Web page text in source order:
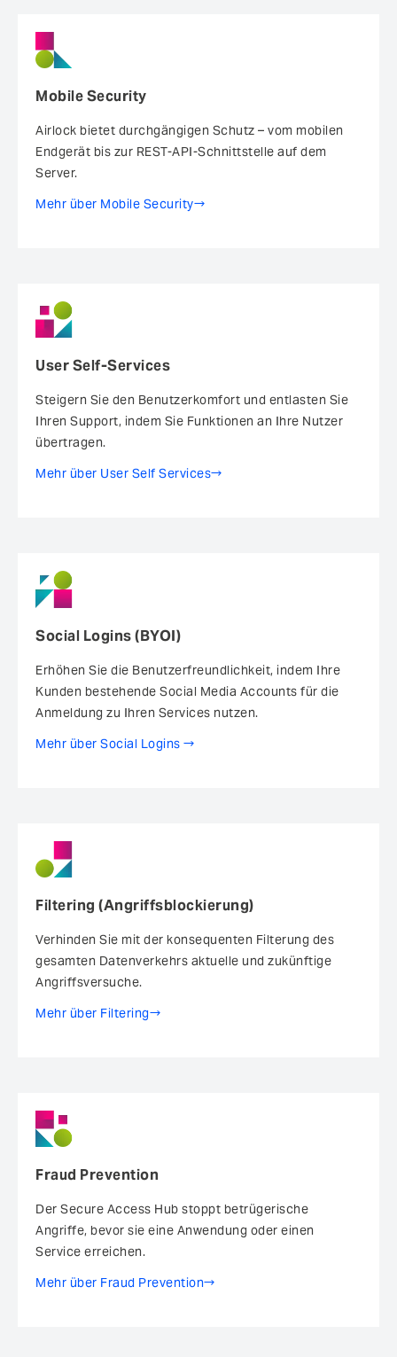
Mobile Security
Airlock bietet durchgängigen Schutz – vom mobilen
Endgerät bis zur REST-API-Schnittstelle auf dem
Server.
Mehr über Mobile Security
User Self-Services
Steigern Sie den Benutzerkomfort ­und entlasten Sie
Ihren Support, indem Sie Funktionen an Ihre Nutzer
übertragen.
Mehr über User Self Services
Social Logins (BYOI)
Erhöhen Sie die Benutzerfreundlichkeit, indem Ihre
Kunden bestehende Social Media Accounts für die
Anmeldung zu Ihren Services nutzen.
Mehr über Social Logins
Filtering (Angriffsblockierung)
Verhinden Sie mit der konsequenten Filterung des
gesamten Datenverkehrs aktuelle und zukünftige
Angriffsversuche.
Mehr über Filtering
Fraud Prevention
Der Secure Access Hub stoppt betrügerische
Angriffe, bevor sie eine Anwendung oder einen
Service erreichen.
Mehr über Fraud Prevention